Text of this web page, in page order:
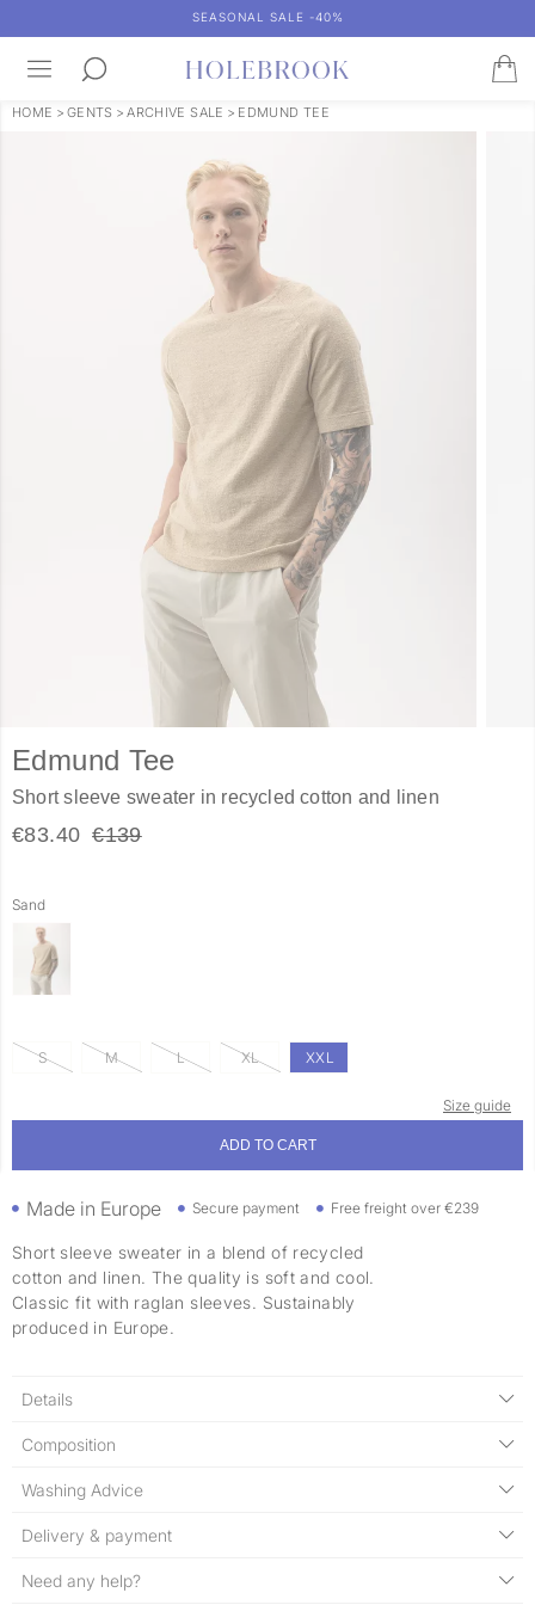
SEASONAL SALE -40%
HOME > GENTS > ARCHIVE SALE > EDMUND TEE
Edmund Tee
Short sleeve sweater in recycled cotton and linen
€83.40 €139
Sand
S M L XL XXL
Size guide
ADD TO CART
Made in Europe Secure payment Free freight over €239
Short sleeve sweater in a blend of recycled
cotton and linen. The quality is soft and cool.
Classic fit with raglan sleeves. Sustainably
produced in Europe.
Details
Composition
Washing Advice
Delivery & payment
Need any help?